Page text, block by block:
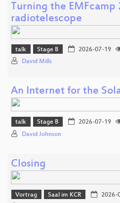
Turning the
radiotelescope
talk Stage B 2026-07-19
David Mills
An Internet for the
talk Stage B 2026-07-19
David Johnson
Closing
Vortrag Saal im KCR 2026-